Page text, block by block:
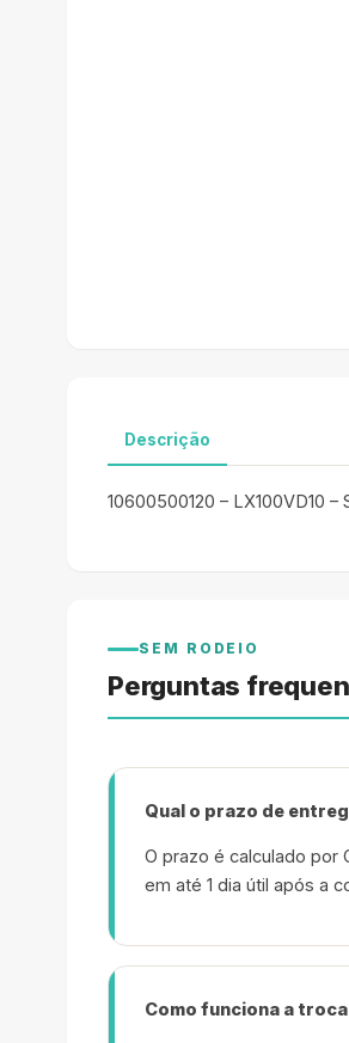
Descrição
10600500120 – LX100VD10 –
SEM RODEIO
Perguntas
Qual o prazo de
O prazo é calculado por
em até 1 dia útil após a
Como funciona a